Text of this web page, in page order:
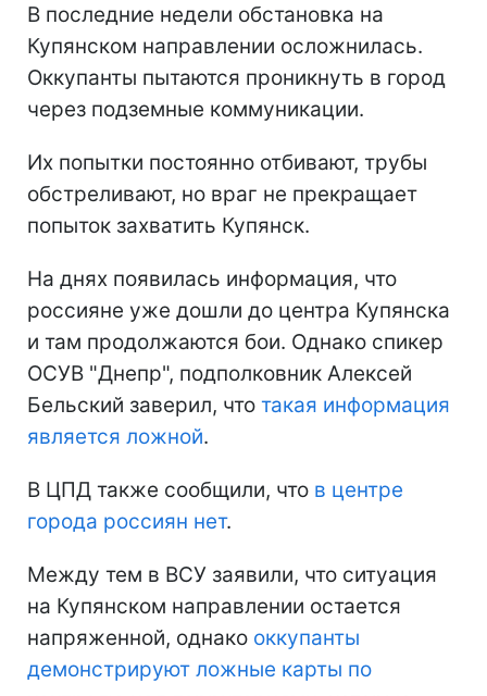
В последние недели обстановка на
Купянском направлении осложнилась.
Оккупанты пытаются проникнуть в город
через подземные коммуникации.
Их попытки постоянно отбивают, трубы
обстреливают, но враг не прекращает
попыток захватить Купянск.
На днях появилась информация, что
россияне уже дошли до центра Купянска
и там продолжаются бои. Однако спикер
ОСУВ "Днепр", подполковник Алексей
Бельский заверил, что такая информация
является ложной.
В ЦПД также сообщили, что в центре
города россиян нет.
Между тем в ВСУ заявили, что ситуация
на Купянском направлении остается
напряженной, однако оккупанты
демонстрируют ложные карты по